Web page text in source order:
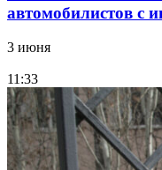
автомобилистов с
3 июня
11:33